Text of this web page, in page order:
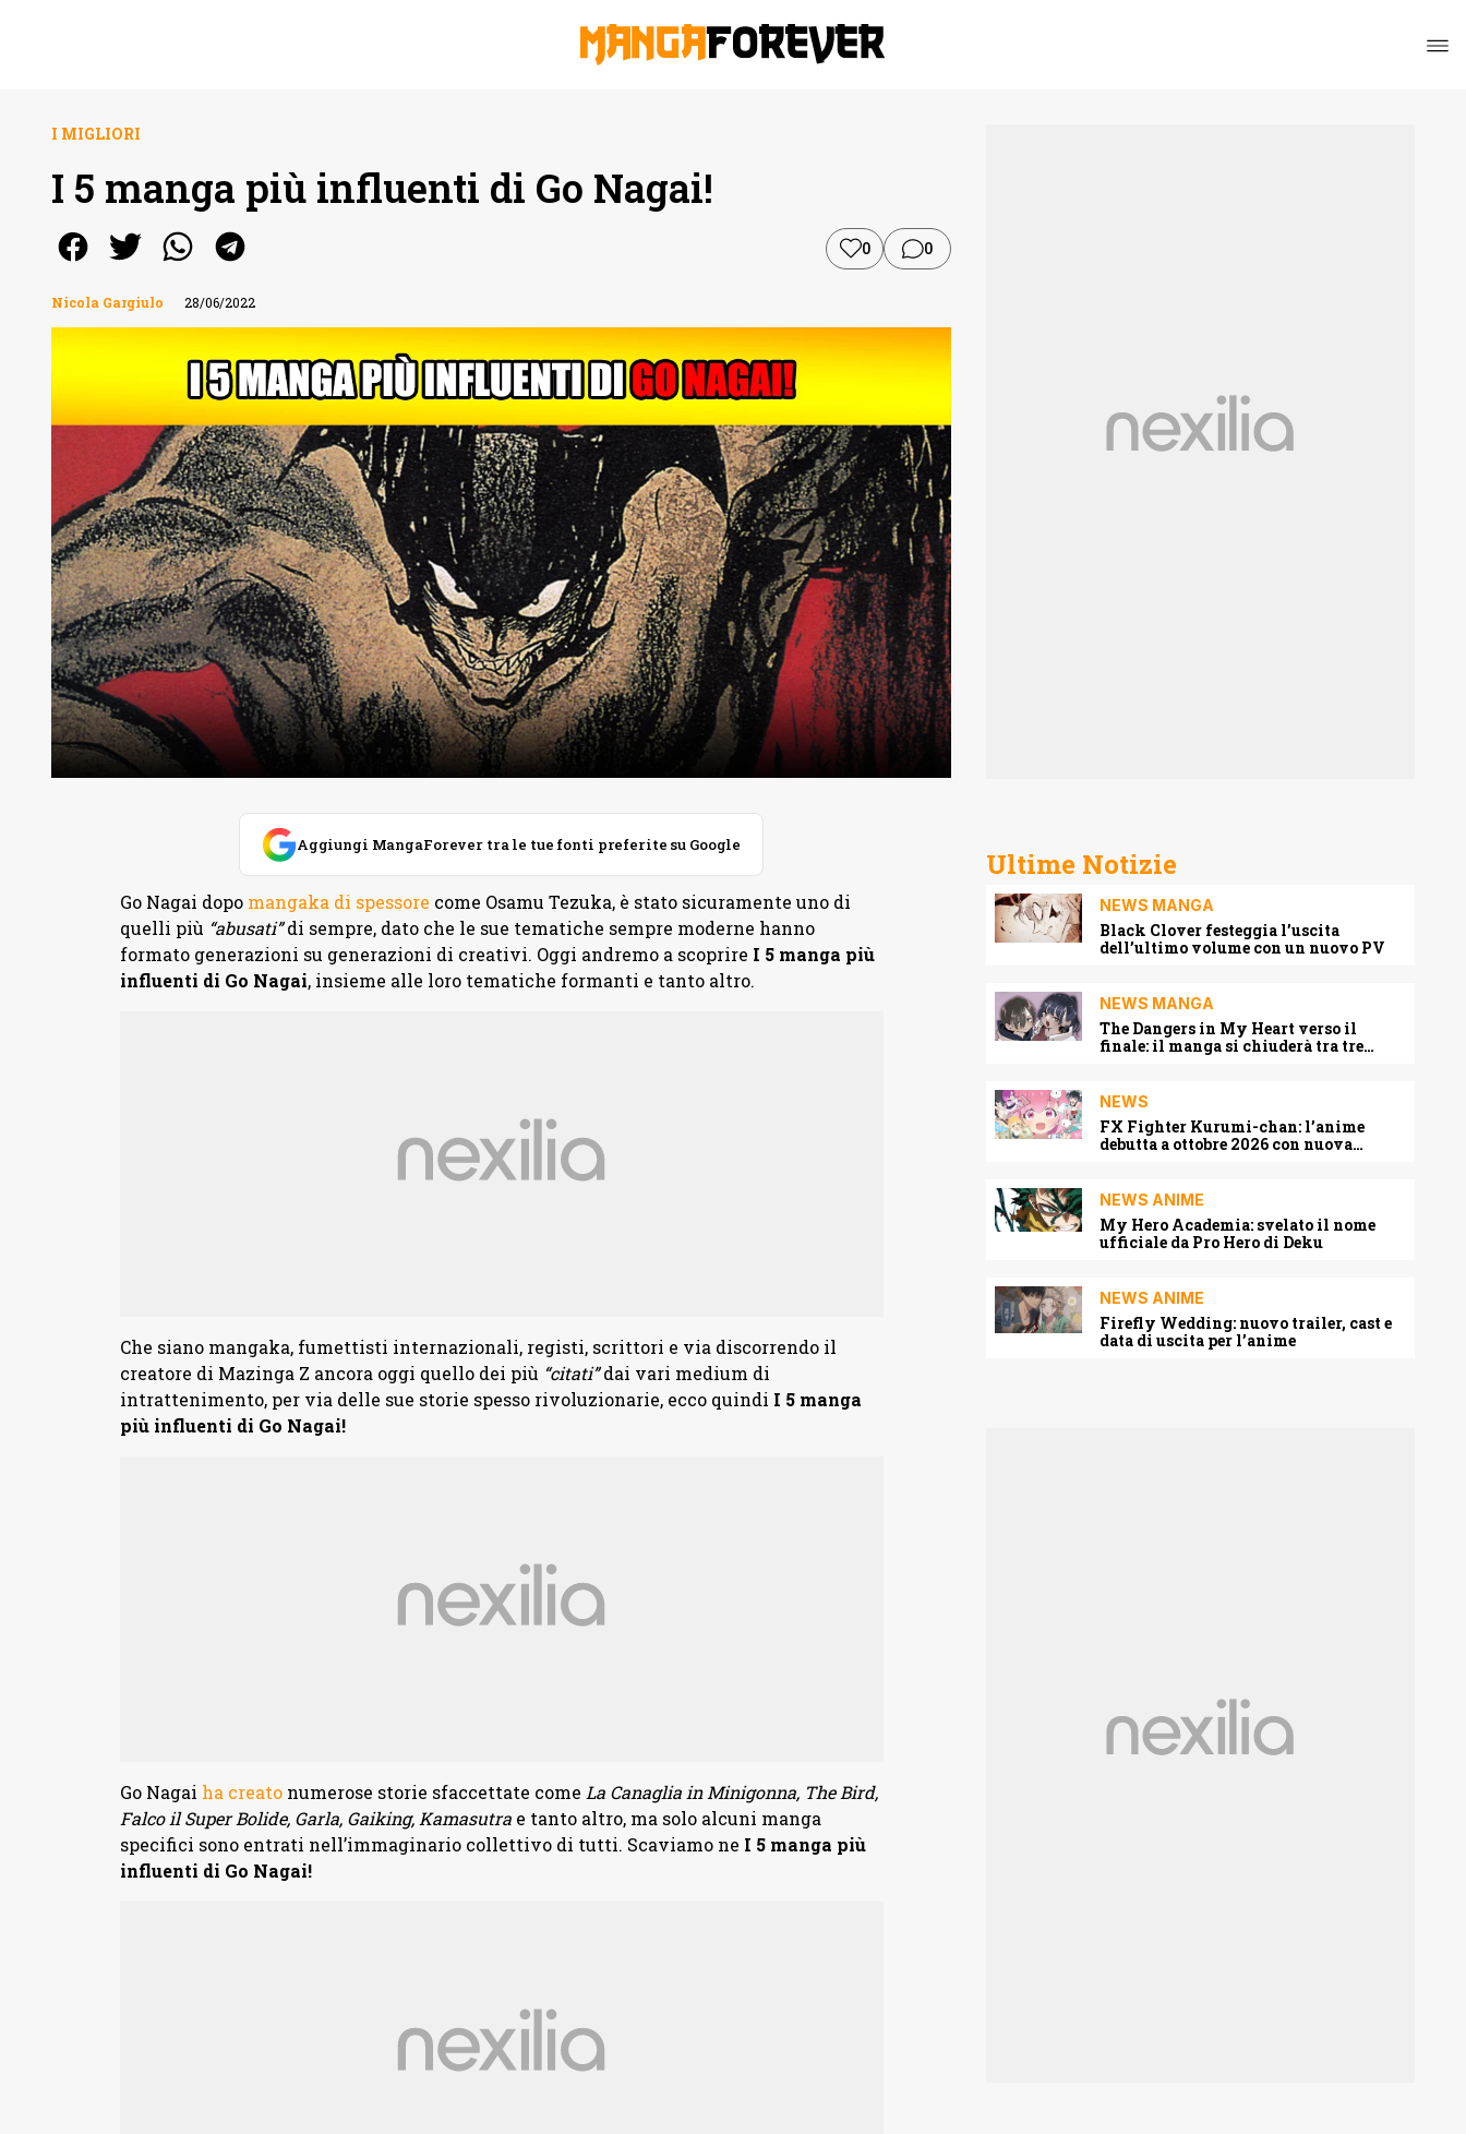
I MIGLIORI
I 5 manga più influenti di Go Nagai!
0 0
Nicola Gargiulo 28/06/2022
Aggiungi MangaForever tra le tue fonti preferite su Google
Go Nagai dopo mangaka di spessore come Osamu Tezuka, è stato sicuramente uno di
quelli più “abusati”di sempre, dato che le sue tematiche sempre moderne hanno
formato generazioni su generazioni di creativi. Oggi andremo a scoprire I 5 manga più
influenti di Go Nagai, insieme alle loro tematiche formanti e tanto altro.
Che siano mangaka, fumettisti internazionali, registi, scrittori e via discorrendo il
creatore di Mazinga Z ancora oggi quello dei più “citati”dai vari medium di
intrattenimento, per via delle sue storie spesso rivoluzionarie, ecco quindi I 5 manga
più influenti di Go Nagai!
Go Nagai ha creatonumerose storie sfaccettate come La Canaglia in Minigonna, The Bird,
Falco il Super Bolide, Garla, Gaiking, Kamasutrae tanto altro, ma solo alcuni manga
specifici sono entrati nell’immaginario collettivo di tutti. Scaviamo ne I 5 manga più
influenti di Go Nagai!
Ultime Notizie
NEWS MANGA
Black Clover festeggia l’uscita
dell’ultimo volume con un nuovo PV
NEWS MANGA
The Dangers in My Heart verso il
finale: il manga si chiuderà tra tre
NEWS
FX Fighter Kurumi-chan: l’anime
debutta a ottobre 2026 con nuova
NEWS ANIME
My Hero Academia: svelato il nome
ufficiale da Pro Hero di Deku
NEWS ANIME
Firefly Wedding: nuovo trailer, cast e
data di uscita per l’anime